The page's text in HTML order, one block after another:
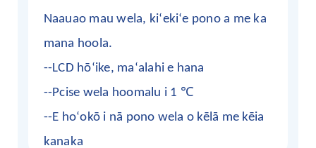
Naauao mau wela, kiʻekiʻe pono a me ka
mana hoola.
--LCD hōʻike, maʻalahi e hana
--Pcise wela hoomalu i 1 ℃
--E hoʻokō i nā pono wela o kēlā me kēia
kanaka